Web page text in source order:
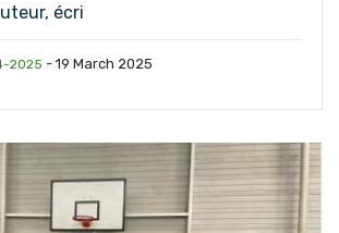
écri
2025 - 19 March 2025